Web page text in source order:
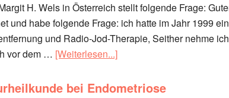
H. Wels in Österreich stellt folgende Frage:
und habe folgende Frage: ich hatte im Jahr 1999
und Radio-Jod-Therapie, Seither nehme
vor dem … [Weiterlesen...]
bei Endometriose